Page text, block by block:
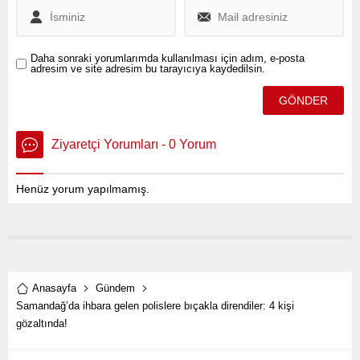
Daha sonraki yorumlarımda kullanılması için adım, e-posta
adresim ve site adresim bu tarayıcıya kaydedilsin.
Ziyaretçi Yorumları - 0 Yorum
Henüz yorum yapılmamış.
Anasayfa
Gündem
Samandağ’da ihbara gelen polislere bıçakla direndiler: 4 kişi
gözaltında!